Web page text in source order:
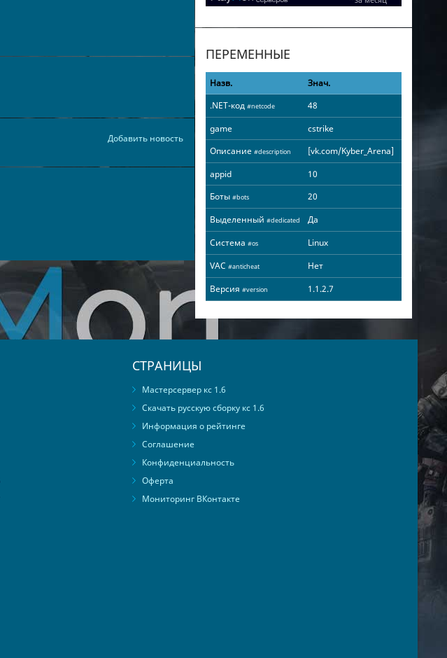
Добавить новость
ПЕРЕМЕННЫЕ
Назв.
Знач.
.NET-код #netcode
48
game
cstrike
Описание #description
[vk.com/Kyber_Arena]
appid
10
Боты #bots
20
Выделенный #dedicated
Да
Система #os
Linux
VAC #anticheat
Нет
Версия #version 1.1.2.7
СТРАНИЦЫ
Мастерсервер кс 1.6
Скачать русскую сборку кс 1.6
Информация о рейтинге
Соглашение
Конфиденциальность
Оферта
Мониторинг ВКонтакте